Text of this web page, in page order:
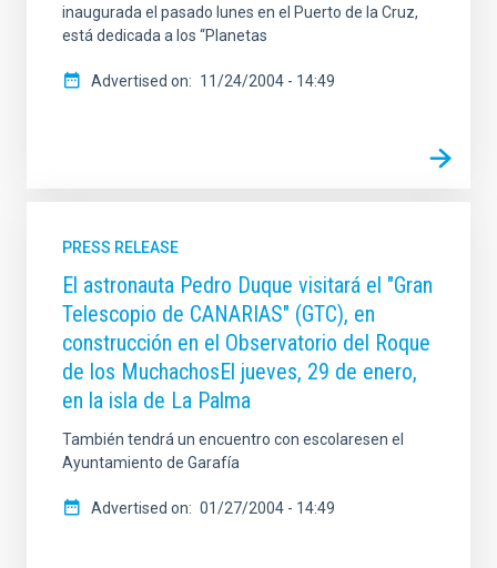
inaugurada el pasado lunes en el Puerto de la Cruz,
está dedicada a los “Planetas
Advertised on 11/24/2004 - 14:49
PRESS RELEASE
El astronauta Pedro Duque visitará el "Gran
Telescopio de CANARIAS" (GTC), en
construcción en el Observatorio del Roque
de los MuchachosEl jueves, 29 de enero,
en la isla de La Palma
También tendrá un encuentro con escolaresen el
Ayuntamiento de Garafía
Advertised on 01/27/2004 - 14:49